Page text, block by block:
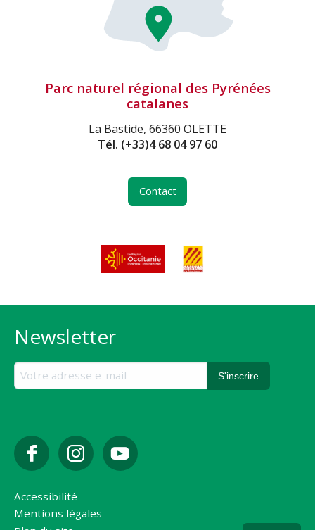
Parc naturel régional des Pyrénées
catalanes
La Bastide, 66360 OLETTE
Tél. (+33)4 68 04 97 60
Contact
Newsletter
Accessibilité
Mentions légales